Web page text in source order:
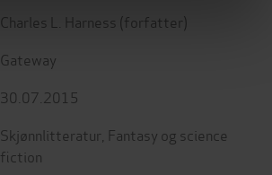
Charles L. Harness (forfatter)
Gateway
30.07.2015
Skjønnlitteratur Fantasy og science
fiction